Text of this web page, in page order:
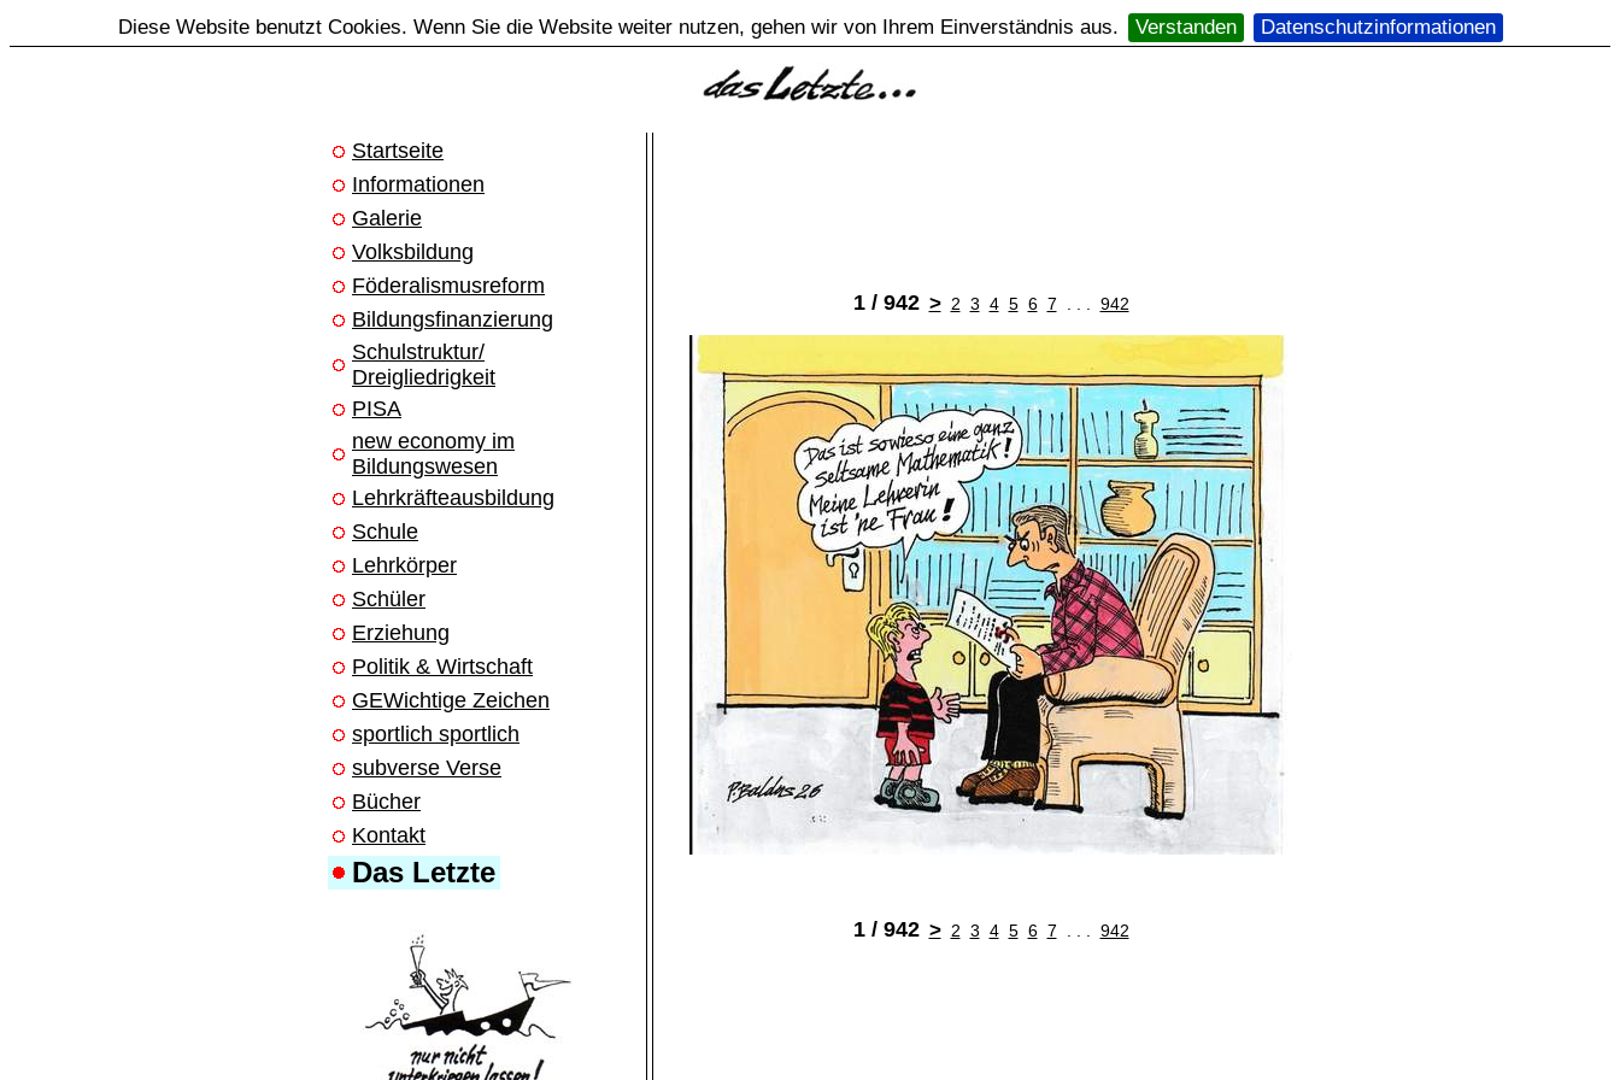
Diese Website benutzt Cookies. Wenn Sie die Website weiter nutzen, gehen wir von Ihrem Einverständnis aus. Verstanden Datenschutzinformationen
Startseite
Informationen
Galerie
Volksbildung
Föderalismusreform
Bildungsfinanzierung
Schulstruktur/
Dreigliedrigkeit
PISA
new economy im
Bildungswesen
Lehrkräfteausbildung
Schule
Lehrkörper
Schüler
Erziehung
Politik & Wirtschaft
GEWichtige Zeichen
sportlich sportlich
subverse Verse
Bücher
Kontakt
Das Letzte
1 / 942 > 2 3 4 5 6 7 942
1 / 942 > 2 3 4 5 6 7 942